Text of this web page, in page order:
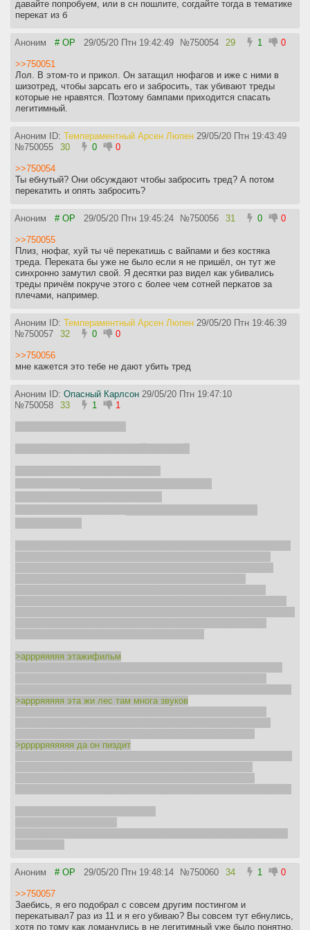
давайте попробуем, или в сн пошлите, согдайте тогда в тематике
перекат из б
Аноним # OP 29/05/20 Птн 19:42:49 №750054 29 1 0
>>750051
Лол. В этом-то и прикол. Он затащил нюфагов и иже с ними в
шизотред, чтобы зарсать его и забросить, так убивают треды
которые не нравятся. Поэтому бампами приходится спасать
легитимный.
Аноним ID: Темпераментный Арсен Люпен 29/05/20 Птн 19:43:49
№750055 30 0 0
>>750054
Ты ебнутый? Они обсуждают чтобы забросить тред? А потом
перекатить и опять забросить?
Аноним # OP 29/05/20 Птн 19:45:24 №750056 31 0 0
>>750055
Плиз, нюфаг, хуй ты чё перекатишь с вайпами и без костяка
треда. Переката бы уже не было если я не пришёл, он тут же
синхронно замутил свой. Я десятки раз видел как убивались
треды причём покруче этого с более чем сотней перкатов за
плечами, например.
Аноним ID: Темпераментный Арсен Люпен 29/05/20 Птн 19:46:39
№750057 32 0 0
>>750056
мне кажется это тебе не дают убить тред
Аноним ID: Опасный Карлсон 29/05/20 Птн 19:47:10
№750058 33 1 1
>аррряяяяя этажифильм
>аррряяяяя эта жи лес там многа звуков
>ррррряяяяяя да он пиздит
сильно стучит о дерево
15:58 Первый крик мужчины (как будто кого то режут/грызут)
16:42 Крик мужчины слышен более отчетливо
18:05 Снова стук по дереву и по металлу
18:43 Слышен нечеловеческий вой, большей похожий на
обезьяну
Аноним # OP 29/05/20 Птн 19:48:14 №750060 34 1 0
>>750057
Заебись, я его подобрал с совсем другим постингом и
перекатывал7 раз из 11 и я его убиваю? Вы совсем тут ебнулись,
хотя по тому как ломанулись в не легитимный уже было понятно.